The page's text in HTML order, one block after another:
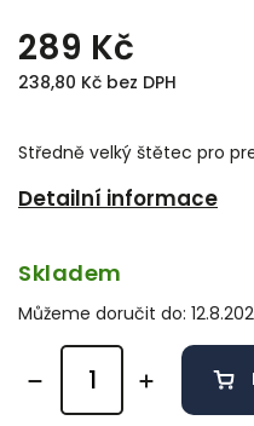
289 Kč
238,80 Kč bez DPH
Středně velký štětec pro
Detailní informace
Skladem
Můžeme doručit do: